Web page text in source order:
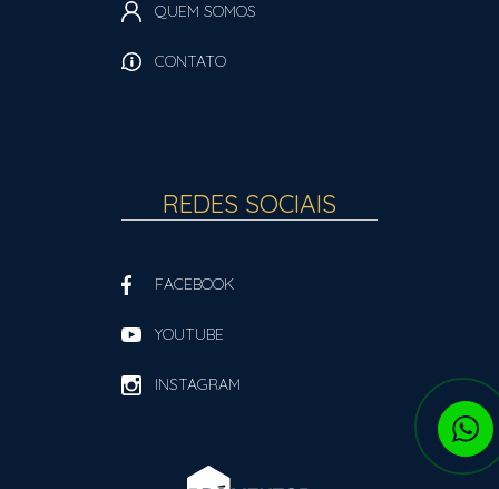
QUEM SOMOS
CONTATO
REDES SOCIAIS
FACEBOOK
YOUTUBE
INSTAGRAM